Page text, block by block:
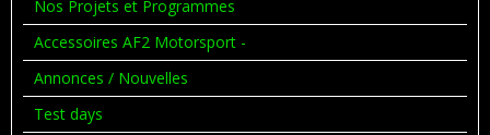
Nos Projets et Programmes
Accessoires AF2 Motorsport -
Annonces / Nouvelles
Test days